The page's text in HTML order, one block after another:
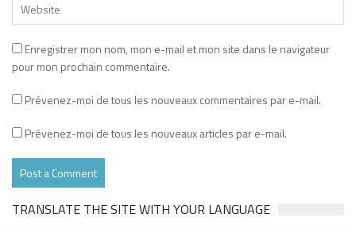
Enregistrer mon nom, mon e-mail et mon site dans le navigateur
pour mon prochain commentaire.
Prévenez-moi de tous les nouveaux commentaires par e-mail.
Prévenez-moi de tous les nouveaux articles par e-mail.
TRANSLATE THE SITE WITH YOUR LANGUAGE